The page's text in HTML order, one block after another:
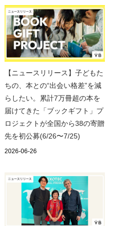
【ニュースリリース】子どもた
ちの、本との“出会い格差”を減
らしたい。累計7万冊超の本を
届けてきた「ブックギフト」プ
ロジェクトが全国から38の寄贈
先を初公募(6/26〜7/25)
2026-06-26